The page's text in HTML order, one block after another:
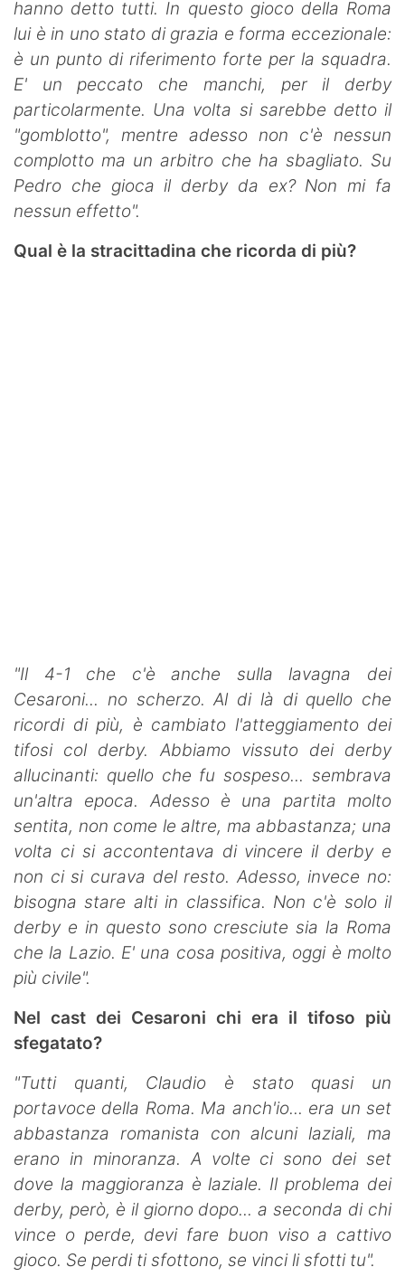
hanno detto tutti. In questo gioco della Roma
lui è in uno stato di grazia e forma eccezionale:
è un punto di riferimento forte per la squadra.
E' un peccato che manchi, per il derby
particolarmente. Una volta si sarebbe detto il
"gomblotto", mentre adesso non c'è nessun
complotto ma un arbitro che ha sbagliato. Su
Pedro che gioca il derby da ex? Non mi fa
nessun effetto".
Qual è la stracittadina che ricorda di più?
"Il 4-1 che c'è anche sulla lavagna dei
Cesaroni... no scherzo. Al di là di quello che
ricordi di più, è cambiato l'atteggiamento dei
tifosi col derby. Abbiamo vissuto dei derby
allucinanti: quello che fu sospeso... sembrava
un'altra epoca. Adesso è una partita molto
sentita, non come le altre, ma abbastanza; una
volta ci si accontentava di vincere il derby e
non ci si curava del resto. Adesso, invece no:
bisogna stare alti in classifica. Non c'è solo il
derby e in questo sono cresciute sia la Roma
che la Lazio. E' una cosa positiva, oggi è molto
più civile".
Nel cast dei Cesaroni chi era il tifoso più
sfegatato?
"Tutti quanti, Claudio è stato quasi un
portavoce della Roma. Ma anch'io... era un set
abbastanza romanista con alcuni laziali, ma
erano in minoranza. A volte ci sono dei set
dove la maggioranza è laziale. Il problema dei
derby, però, è il giorno dopo... a seconda di chi
vince o perde, devi fare buon viso a cattivo
gioco. Se perdi ti sfottono, se vinci li sfotti tu".